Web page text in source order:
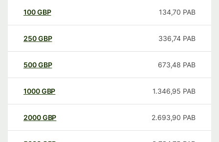
100GBP 134,70 PAB
250GBP 336,74 PAB
500GBP 673,48 PAB
1000GBP 1.346,95 PAB
2000GBP 2.693,90 PAB